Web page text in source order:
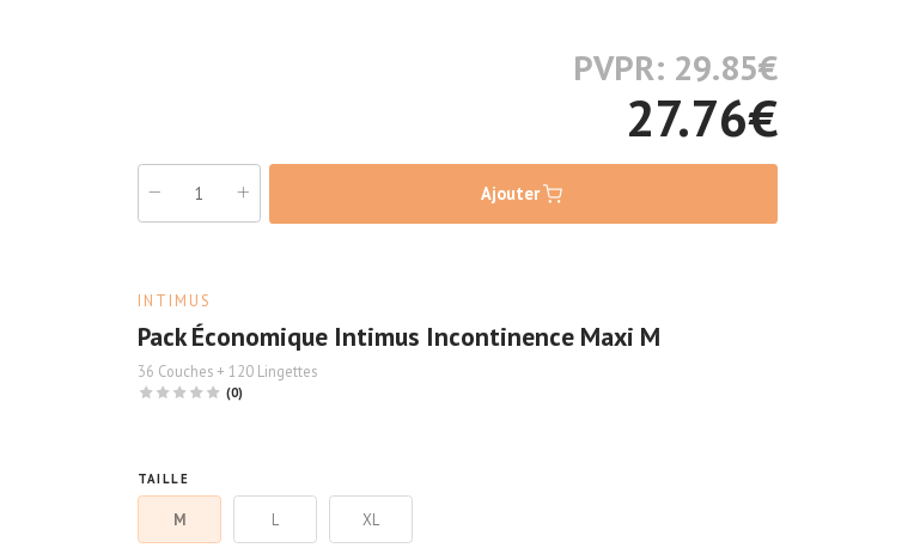
PVPR: 29.85€
27.76€
Ajouter
INTIMUS
Pack Économique Intimus Incontinence Maxi M
36 Couches + 120 Lingettes
(0)
TAILLE
M L XL